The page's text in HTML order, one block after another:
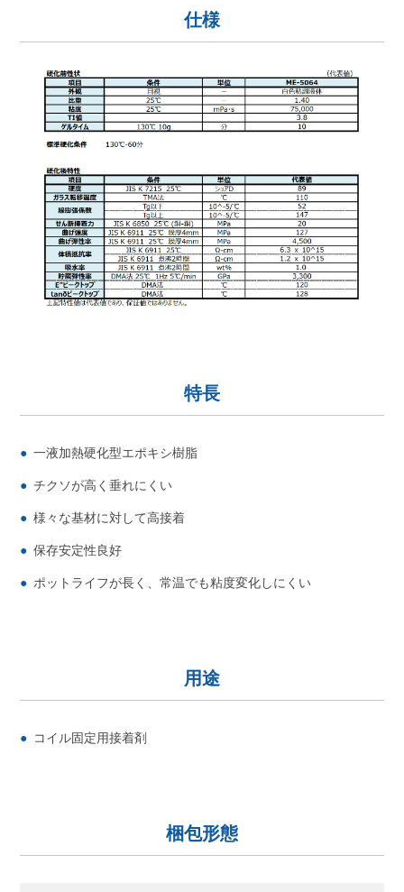
仕様
特長
一液加熱硬化型エポキシ樹脂
チクソが高く垂れにくい
様々な基材に対して高接着
保存安定性良好
ポットライフが長く、常温でも粘度変化しにくい
用途
コイル固定用接着剤
梱包形態